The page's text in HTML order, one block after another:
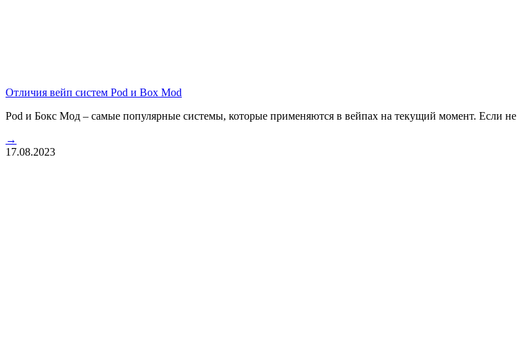
Отличия вейп систем Pod и Box Mod
Pod и Бокс Мод – самые популярные системы, которые применяются в вейпах на текущий момент. Если не
→
17.08.2023